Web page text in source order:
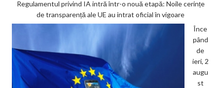
Regulamentul privind IA intră într-o nouă etapă: Noile cerințe
de transparență ale UE au intrat oficial în vigoare
Înce
pând
de
ieri, 2
augu
st